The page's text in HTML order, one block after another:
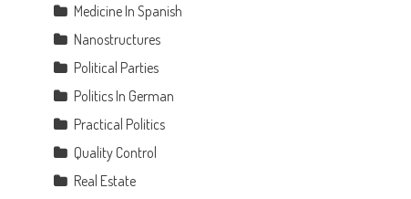
Medicine In Spanish
Nanostructures
Political Parties
Politics In German
Practical Politics
Quality Control
Real Estate